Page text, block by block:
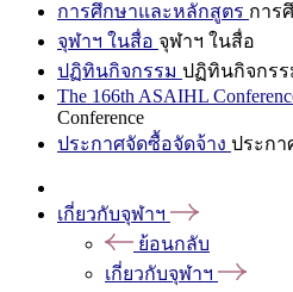
การศึกษาและหลักสูตร การ
จุฬาฯ ในสื่อ จุฬาฯ ในสื่อ
ปฏิทินกิจกรรม ปฏิทินกิจกรร
The 166th ASAIHL
Conference
ประกาศจัดซื้อจัดจ้าง ประกา
เกี่ยวกับจุฬาฯ
ย้อนกลับ
เกี่ยวกับจุฬาฯ